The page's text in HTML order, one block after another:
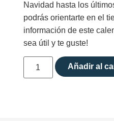
Navidad hasta los
podrás orientarte en el
información de este
sea útil y te guste!
Añadir al